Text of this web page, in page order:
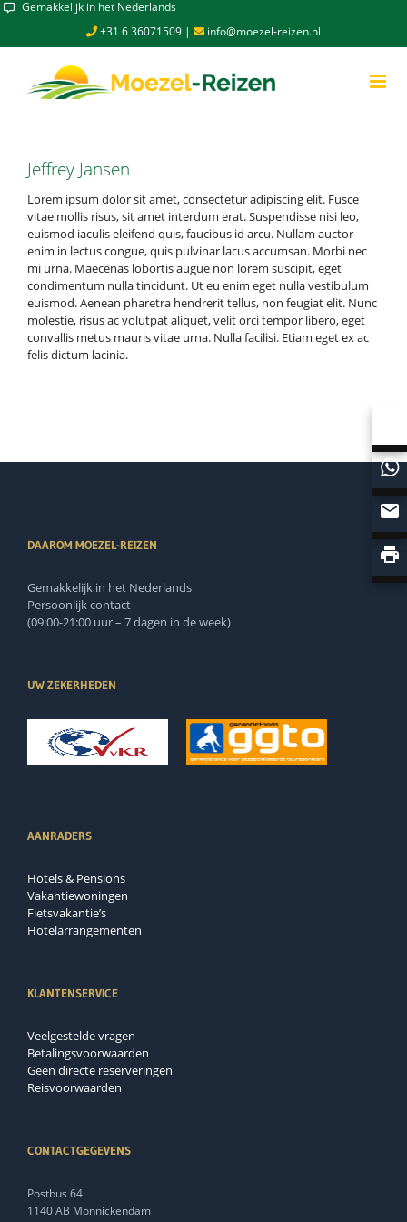
Skip Gemakkelijk in het Nederlands
+31 6 36071509 | info@moezel-reizen.nl
Jeffrey Jansen
Lorem ipsum dolor sit amet, consectetur adipiscing elit. Fusce
vitae mollis risus, sit amet interdum erat. Suspendisse nisi leo,
euismod iaculis eleifend quis, faucibus id arcu. Nullam auctor
enim in lectus congue, quis pulvinar lacus accumsan. Morbi nec
mi urna. Maecenas lobortis augue non lorem suscipit, eget
condimentum nulla tincidunt. Ut eu enim eget nulla vestibulum
euismod. Aenean pharetra hendrerit tellus, non feugiat elit. Nunc
molestie, risus ac volutpat aliquet, velit orci tempor libero, eget
convallis metus mauris vitae urna. Nulla facilisi. Etiam eget ex ac
felis dictum lacinia.
DAAROM MOEZEL-REIZEN
Gemakkelijk in het Nederlands
Persoonlijk contact
(09:00-21:00 uur – 7 dagen in de week)
UW ZEKERHEDEN
AANRADERS
Hotels & Pensions
Vakantiewoningen
Fietsvakantie’s
Hotelarrangementen
KLANTENSERVICE
Veelgestelde vragen
Betalingsvoorwaarden
Geen directe reserveringen
Reisvoorwaarden
CONTACTGEGEVENS
Postbus 64
1140 AB Monnickendam